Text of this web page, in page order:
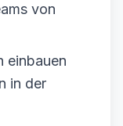
von
einbauen
in der